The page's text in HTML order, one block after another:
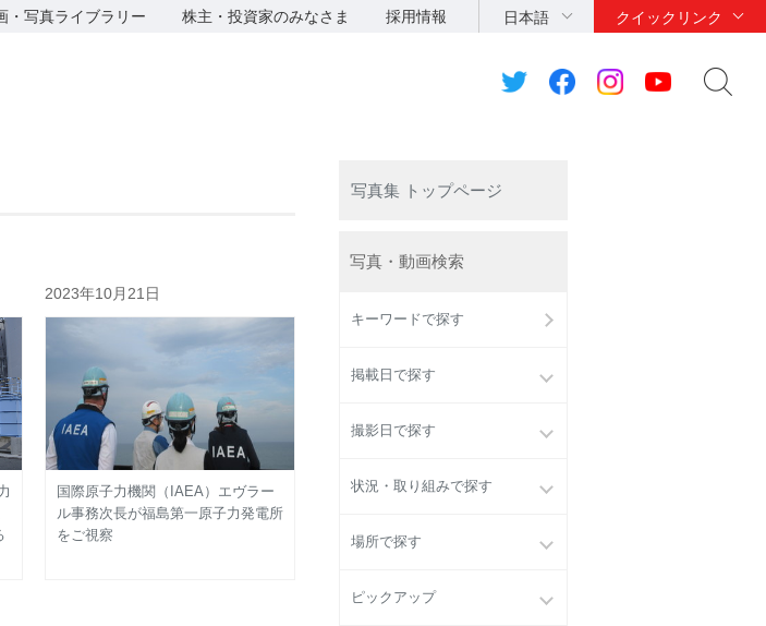
・写真ライブラリー 株主・投資家のみなさま 採用情報 日本語 クイックリンク
2023年10月21日
国際原子力機関（IAEA）エヴラー
ル事務次長が福島第一原子力発電所
をご視察
写真集 トップページ
写真・動画検索
キーワードで探す
掲載日で探す
撮影日で探す
状況・取り組みで探す
場所で探す
ピックアップ